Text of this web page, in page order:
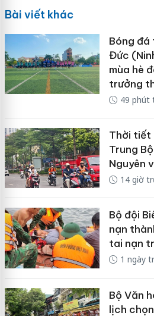
Bài viết khác
Bóng đá
Đức
mùa hè
trưởng
49 phút
Thời tiết
Trung
Nguyên
14 giờ
Bộ đội
nạn
tai nạn
1 ngày
Bộ Văn
lịch